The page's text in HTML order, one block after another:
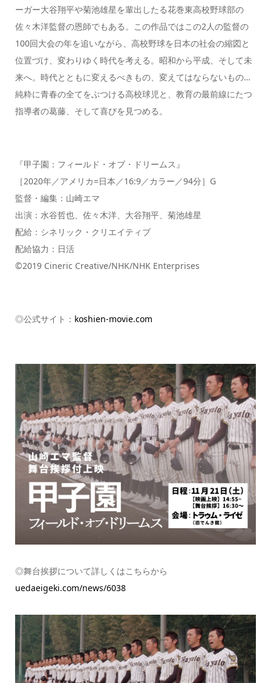
ーガー大谷翔平や菊池雄星を輩出したる花巻東高校野球部の
佐々木洋監督の恩師でもある。この作品ではこの2人の監督の
100回大会の年を追いながら、高校野球を日本の社会の縮図と
位置づけ、変わりゆく時代を考える。昭和から平成、そして未
来へ。時代とともに変えるべきもの、変えてはならないもの…
純粋に青春の全てをぶつける高校球児と、教育の最前線にたつ
指導者の葛藤、そして喜びを見つめる。
『甲子園：フィールド・オブ・ドリームス』
［2020年／アメリカ=日本／16:9／カラー／94分］G
監督・編集：山崎エマ
出演：水谷哲也、佐々木洋、大谷翔平、菊池雄星
配給：シネリック・クリエイティブ
配給協力：日活
©2019 Cineric Creative/NHK/NHK Enterprises
◎公式サイト： koshien-movie.com
◎舞台挨拶について詳しくはこちらから
uedaeigeki.com/news/6038